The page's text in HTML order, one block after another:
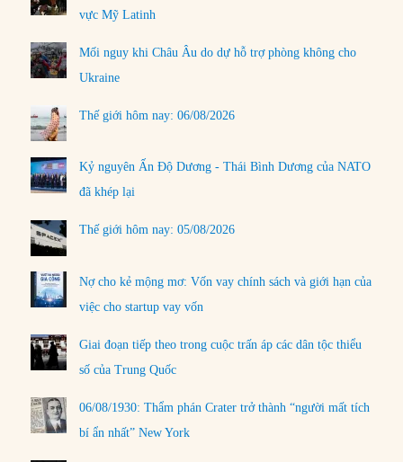
vực Mỹ Latinh
Mối nguy khi Châu Âu do dự hỗ trợ phòng không cho
Ukraine
Thế giới hôm nay: 06/08/2026
Kỷ nguyên Ấn Độ Dương - Thái Bình Dương của NATO
đã khép lại
Thế giới hôm nay: 05/08/2026
Nợ cho kẻ mộng mơ: Vốn vay chính sách và giới hạn của
việc cho startup vay vốn
Giai đoạn tiếp theo trong cuộc trấn áp các dân tộc thiểu
số của Trung Quốc
06/08/1930: Thẩm phán Crater trở thành “người mất tích
bí ẩn nhất” New York